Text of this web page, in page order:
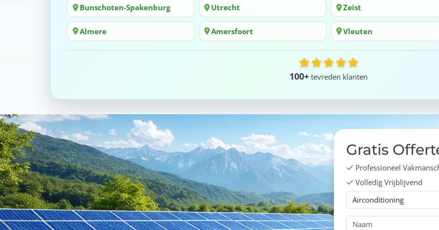
Bunschoten-Spakenburg Utrecht Zeist
Almere Amersfoort Vleuten
100+ tevreden klanten
Gratis
Professioneel
Volledig Vrijblijvend